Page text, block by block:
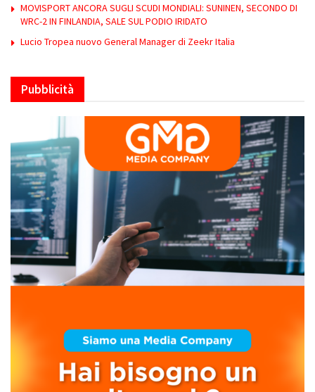
MOVISPORT ANCORA SUGLI SCUDI MONDIALI: SUNINEN, SECONDO DI
WRC-2 IN FINLANDIA, SALE SUL PODIO IRIDATO
Lucio Tropea nuovo General Manager di Zeekr Italia
Pubblicità